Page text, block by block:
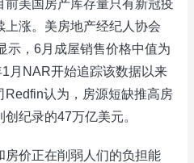
美国房产库存量只有新冠疫
涨。美房地产经纪人协会
示，6月成屋销售价格中值为
月NAR开始追踪该数据以来
Redfin认为，房源短缺推高房
纪录的47万亿美元。
价正在削弱人们的负担能